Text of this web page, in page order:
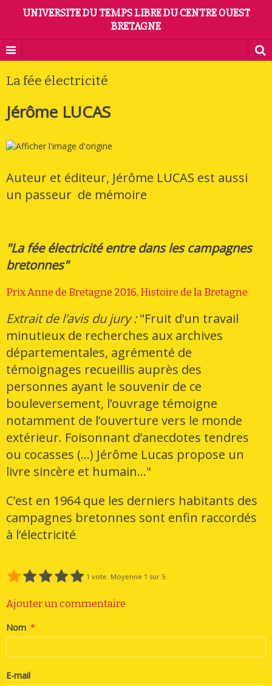
UNIVERSITE DU TEMPS LIBRE DU CENTRE OUEST
BRETAGNE
La fée électricité
Jérôme LUCAS
Auteur et éditeur, Jérôme LUCAS est aussi
un passeur de mémoire
"La fée électricité entre dans les campagnes
bretonnes"
Prix Anne de Bretagne 2016, Histoire de la Bretagne
Extrait de l’avis du jury :"Fruit d’un travail
minutieux de recherches aux archives
départementales, agrémenté de
témoignages recueillis auprès des
personnes ayant le souvenir de ce
bouleversement, l’ouvrage témoigne
notamment de l’ouverture vers le monde
extérieur. Foisonnant d’anecdotes tendres
ou cocasses (...) Jérôme Lucas propose un
livre sincère et humain..."
C’est en 1964 que les derniers habitants des
campagnes bretonnes sont enfin raccordés
à l’électricité.
1 vote. Moyenne 1 sur 5.
Ajouter un commentaire
Nom
E-mail